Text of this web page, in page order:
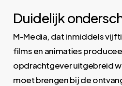
Duidelijk
M-Media, dat inmiddels
films en animaties
opdrachtgever uitgebreid
moet brengen bij de